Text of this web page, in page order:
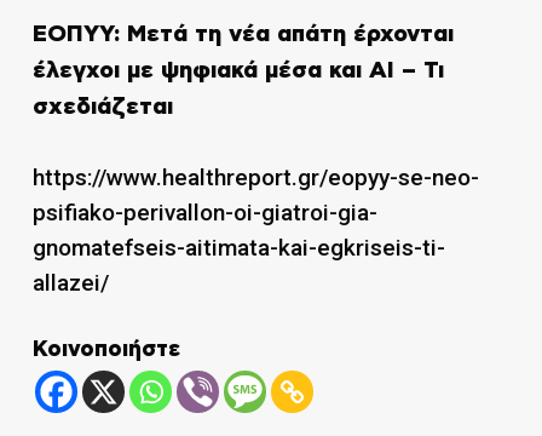
ΕΟΠΥΥ: Μετά τη νέα απάτη έρχονται
έλεγχοι με ψηφιακά μέσα και AI – Τι
σχεδιάζεται
https://www.healthreport.gr/eopyy-se-neo-
psifiako-perivallon-oi-giatroi-gia-
gnomatefseis-aitimata-kai-egkriseis-ti-
allazei/
Κοινοποιήστε